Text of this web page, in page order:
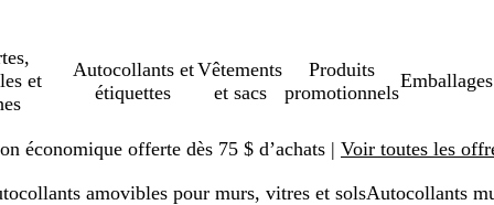
et
Autocollants et
étiquettes
Vêtements
et sacs
Produits
promotionnels
Emballages
économique offerte dès 75 $ d’achats | Voir toutes les
amovibles pour murs, vitres et solsAutocollants